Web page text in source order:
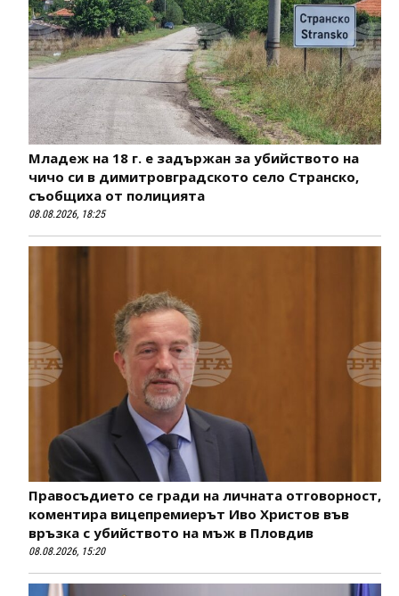
Младеж на 18 г. е задържан за убийството на
чичо си в димитровградското село Странско,
съобщиха от полицията
08.08.2026, 18:25
Правосъдието се гради на личната отговорност,
коментира вицепремиерът Иво Христов във
връзка с убийството на мъж в Пловдив
08.08.2026, 15:20